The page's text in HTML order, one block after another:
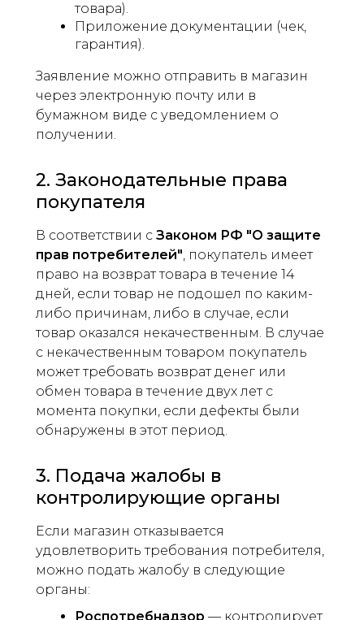
товара).
Приложение документации (чек,
гарантия).
Заявление можно отправить в магазин
через электронную почту или в
бумажном виде с уведомлением о
получении.
2. Законодательные права
покупателя
В соответствии с Законом РФ "О защите
прав потребителей", покупатель имеет
право на возврат товара в течение 14
дней, если товар не подошел по каким-
либо причинам, либо в случае, если
товар оказался некачественным. В случае
с некачественным товаром покупатель
может требовать возврат денег или
обмен товара в течение двух лет с
момента покупки, если дефекты были
обнаружены в этот период.
3. Подача жалобы в
контролирующие органы
Если магазин отказывается
удовлетворить требования потребителя,
можно подать жалобу в следующие
органы:
Роспотребнадзор — контролирует